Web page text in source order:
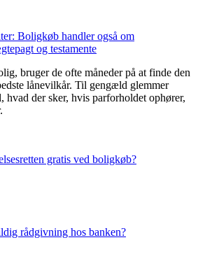
Boligkøb handler også om
og testamente
bruger de ofte måneder på at finde den
lånevilkår. Til gengæld glemmer
hvad der sker, hvis parforholdet ophører,
gratis ved boligkøb?
rådgivning hos banken?